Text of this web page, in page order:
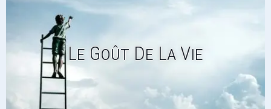
Le Goût De La Vie